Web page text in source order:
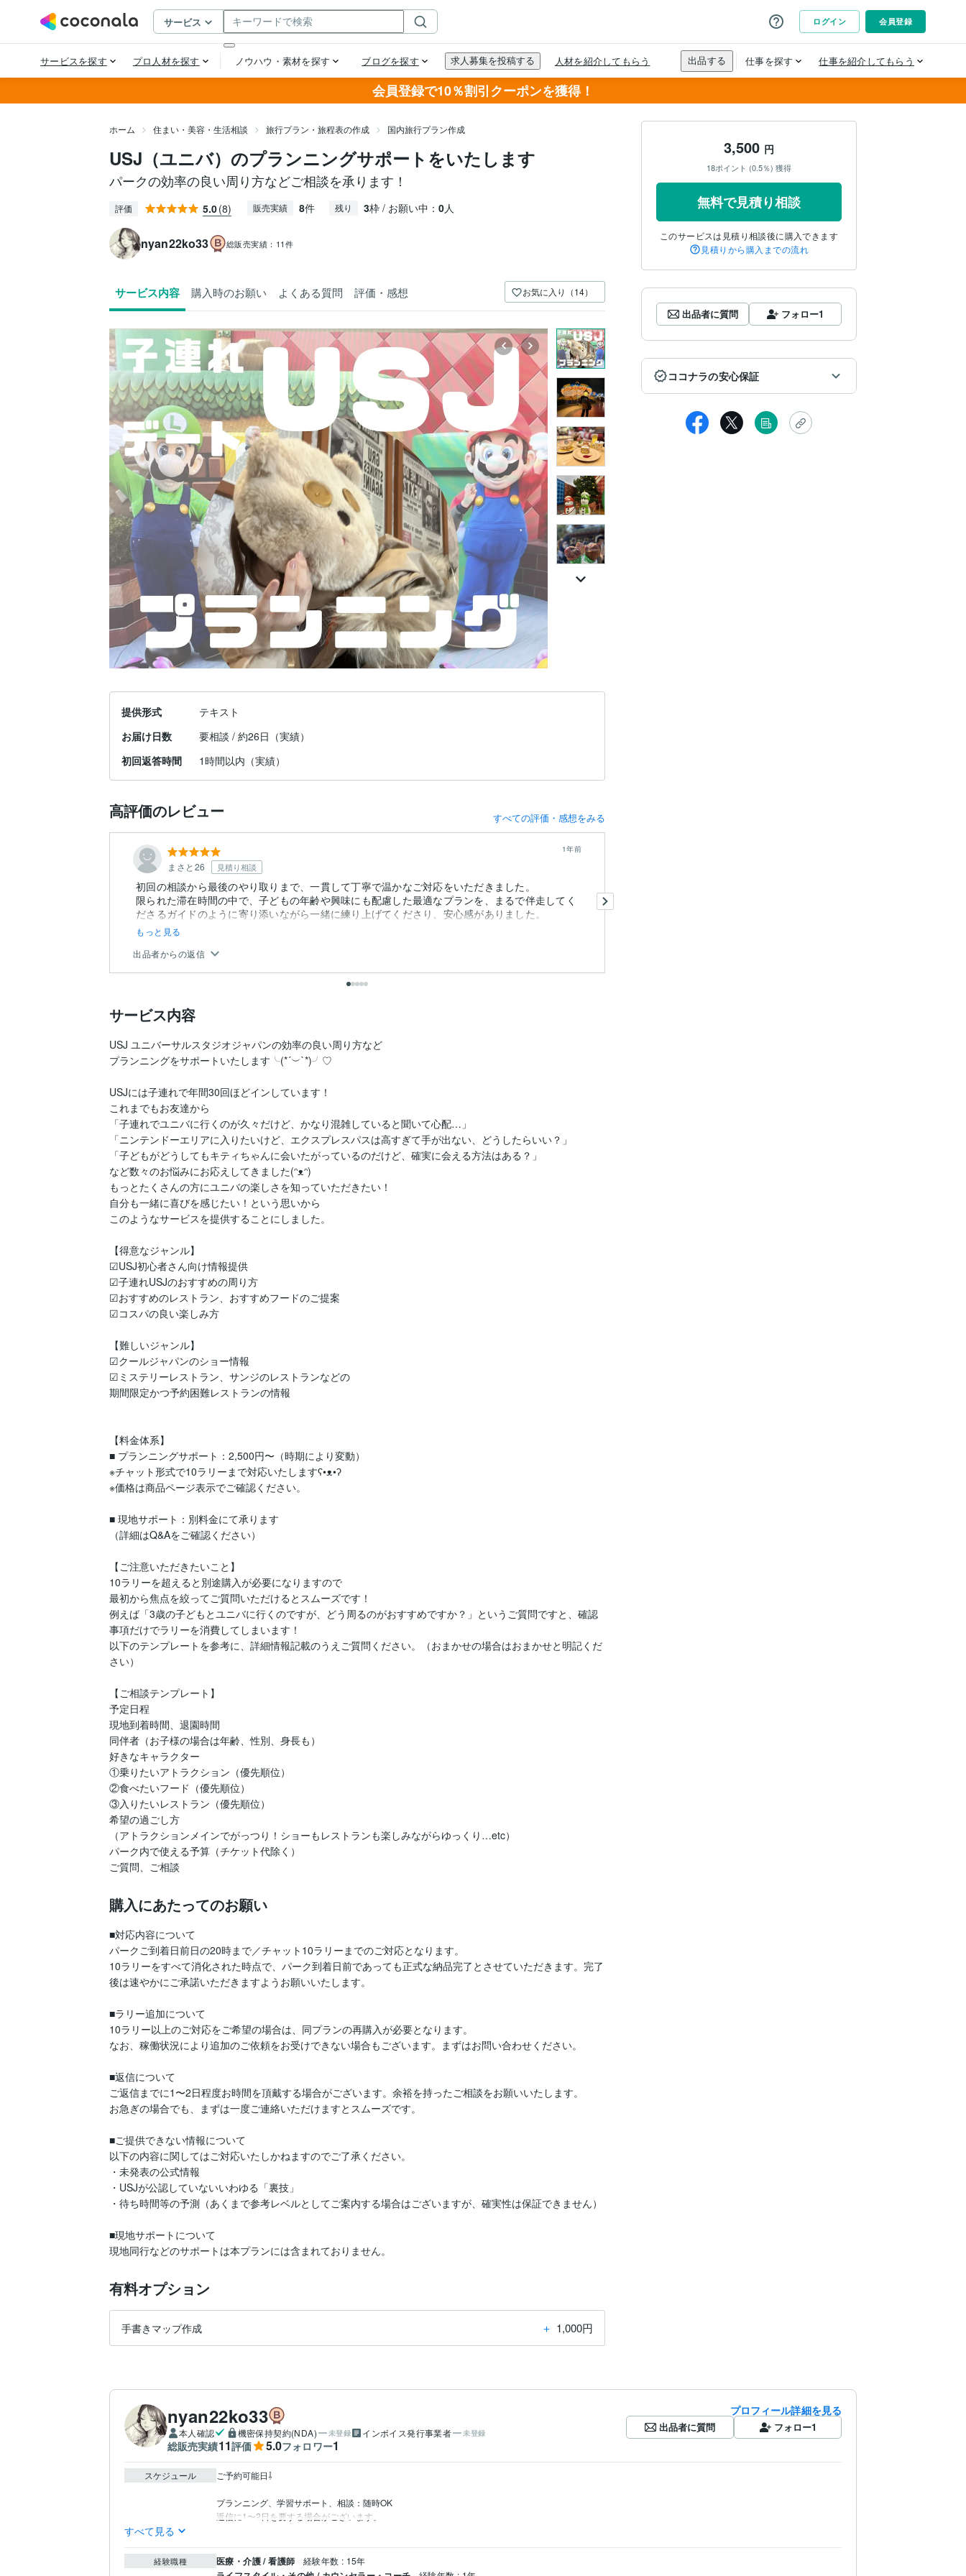
会員登録で10％割引クーポンを獲得！
ホーム 住まい・美容・生活相談 旅行プラン・旅程表の作成 国内旅行プラン作成
USJ（ユニバ）のプランニングサポートをいたします
パークの効率の良い周り方などご相談を承ります！
評価 5.0(8) 販売実績 8件 残り 3枠 / お願い中： 0人
nyan22ko33 総販売実績： 11件
サービス内容 購入時のお願い よくある質問 評価・感想 お気に入り（14）
提供形式
テキスト
お届け日数
要相談 / 約26日（実績）
初回返答時間
1時間以内（実績）
高評価のレビュー すべての評価・感想をみる
まさと26 見積り相談
1年前
初回の相談から最後のやり取りまで、一貫して丁寧で温かなご対応をいただきました。
限られた滞在時間の中で、子どもの年齢や興味にも配慮した最適なプランを、まるで伴走してく
もっと見る
出品者からの返信
サービス内容
USJ ユニバーサルスタジオジャパンの効率の良い周り方など
プランニングをサポートいたします╰(*´︶`*)╯♡
USJには子連れで年間30回ほどインしています！
これまでもお友達から
「子連れでユニバに行くのが久々だけど、かなり混雑していると聞いて心配…」
「ニンテンドーエリアに入りたいけど、エクスプレスパスは高すぎて手が出ない、どうしたらいい？」
「子どもがどうしてもキティちゃんに会いたがっているのだけど、確実に会える方法はある？」
など数々のお悩みにお応えしてきました(ᵔᴥᵔ)
もっとたくさんの方にユニバの楽しさを知っていただきたい！
自分も一緒に喜びを感じたい！という思いから
このようなサービスを提供することにしました。
【得意なジャンル】
☑︎USJ初心者さん向け情報提供
☑︎子連れUSJのおすすめの周り方
☑︎おすすめのレストラン、おすすめフードのご提案
☑︎コスパの良い楽しみ方
【難しいジャンル】
☑︎クールジャパンのショー情報
☑︎ミステリーレストラン、サンジのレストランなどの
期間限定かつ予約困難レストランの情報
【料金体系】
■ プランニングサポート：2,500円〜（時期により変動）
※チャット形式で10ラリーまで対応いたしますʕ•ᴥ•ʔ
※価格は商品ページ表示でご確認ください。
■ 現地サポート：別料金にて承ります
（詳細はQ&Aをご確認ください）
【ご注意いただきたいこと】
10ラリーを超えると別途購入が必要になりますので
最初から焦点を絞ってご質問いただけるとスムーズです！
例えば「3歳の子どもとユニバに行くのですが、どう周るのがおすすめですか？」というご質問ですと、確認
事項だけでラリーを消費してしまいます！
以下のテンプレートを参考に、詳細情報記載のうえご質問ください。（おまかせの場合はおまかせと明記くだ
さい）
【ご相談テンプレート】
予定日程
現地到着時間、退園時間
同伴者（お子様の場合は年齢、性別、身長も）
好きなキャラクター
①乗りたいアトラクション（優先順位）
②食べたいフード（優先順位）
③入りたいレストラン（優先順位）
希望の過ごし方
（アトラクションメインでがっつり！ショーもレストランも楽しみながらゆっくり…etc）
パーク内で使える予算（チケット代除く）
ご質問、ご相談
購入にあたってのお願い
■対応内容について
パークご到着日前日の20時まで／チャット10ラリーまでのご対応となります。
10ラリーをすべて消化された時点で、パーク到着日前であっても正式な納品完了とさせていただきます。完了
後は速やかにご承諾いただきますようお願いいたします。
■ラリー追加について
10ラリー以上のご対応をご希望の場合は、同プランの再購入が必要となります。
なお、稼働状況により追加のご依頼をお受けできない場合もございます。まずはお問い合わせください。
■返信について
ご返信までに1〜2日程度お時間を頂戴する場合がございます。余裕を持ったご相談をお願いいたします。
お急ぎの場合でも、まずは一度ご連絡いただけますとスムーズです。
■ご提供できない情報について
以下の内容に関してはご対応いたしかねますのでご了承ください。
・未発表の公式情報
・USJが公認していないいわゆる「裏技」
・待ち時間等の予測（あくまで参考レベルとしてご案内する場合はございますが、確実性は保証できません）
■現地サポートについて
現地同行などのサポートは本プランには含まれておりません。
有料オプション
手書きマップ作成 ＋ 1,000円
3,500 円
18ポイント (0.5％) 獲得
無料で見積り相談
このサービスは見積り相談後に購入できます
見積りから購入までの流れ
出品者に質問 フォロー1
ココナラの安心保証
nyan22ko33
本人確認 機密保持契約(NDA) 未登録 インボイス発行事業者 未登録
総販売実績11評価 5.0フォロワー1
プロフィール詳細を見る
出品者に質問 フォロー1
スケジュール ご予約可能日⇩
プランニング、学習サポート、相談：随時OK
返信に1〜2日を要する場合がございます。
すべて見る
経験職種 医療・介護 / 看護師 経験年数 : 15年